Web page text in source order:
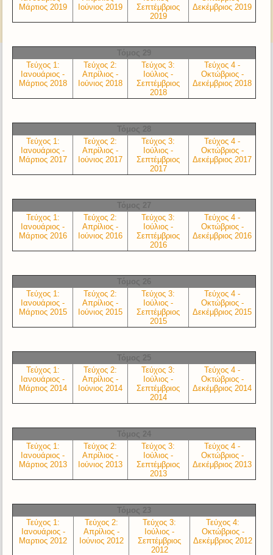
Μάρτιος 2019
Ιούνιος 2019
Σεπτέμβριος
2019
Δεκέμβριος 2019
Τεύχος 1:
Ιανουάριος -
Μάρτιος 2018
Τεύχος 2:
Απρίλιος -
Ιούνιος 2018
Τεύχος 3:
Ιούλιος -
Σεπτέμβριος
2018
Τεύχος 4 -
Οκτώβριος -
Δεκέμβριος 2018
Τεύχος 1:
Ιανουάριος -
Μάρτιος 2017
Τεύχος 2:
Απρίλιος -
Ιούνιος 2017
Τεύχος 3:
Ιούλιος -
Σεπτέμβριος
2017
Τεύχος 4 -
Οκτώβριος -
Δεκέμβριος 2017
Τεύχος 1:
Ιανουάριος -
Μάρτιος 2016
Τεύχος 2:
Απρίλιος -
Ιούνιος 2016
Τεύχος 3:
Ιούλιος -
Σεπτέμβριος
2016
Τεύχος 4 -
Οκτώβριος -
Δεκέμβριος 2016
Τεύχος 1:
Ιανουάριος -
Μάρτιος 2015
Τεύχος 2:
Απρίλιος -
Ιούνιος 2015
Τεύχος 3:
Ιούλιος -
Σεπτέμβριος
2015
Τεύχος 4 -
Οκτώβριος -
Δεκέμβριος 2015
Τεύχος 1:
Ιανουάριος -
Μάρτιος 2014
Τεύχος 2:
Απρίλιος -
Ιούνιος 2014
Τεύχος 3:
Ιούλιος -
Σεπτέμβριος
2014
Τεύχος 4 -
Οκτώβριος -
Δεκέμβριος 2014
Τεύχος 1:
Ιανουάριος -
Μάρτιος 2013
Τεύχος 2:
Απρίλιος -
Ιούνιος 2013
Τεύχος 3:
Ιούλιος -
Σεπτέμβριος
2013
Τεύχος 4 -
Οκτώβριος -
Δεκέμβριος 2013
Τεύχος 1:
Ιανουάριος -
Μαρτιος 2012
Τεύχος 2:
Απρίλιος -
Ιούνιος 2012
Τεύχος 3:
Ιούλιος -
Σεπτέμβριος
2012
Τεύχος 4:
Οκτώβριος -
Δεκέμβριος 2012